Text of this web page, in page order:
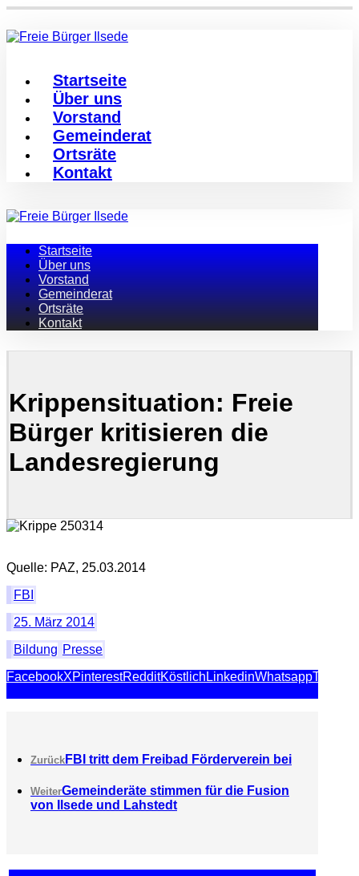
Startseite
Über uns
Vorstand
Gemeinderat
Ortsräte
Kontakt
Startseite
Über uns
Vorstand
Gemeinderat
Ortsräte
Kontakt
Krippensituation: Freie
Bürger kritisieren die
Landesregierung
Quelle: PAZ, 25.03.2014
FBI
25. März 2014
Bildung Presse
FacebookXPinterestRedditKöstlich LinkedinWhatsapp
Zurück FBI tritt dem Freibad Förderverein bei
WeiterGemeinderäte stimmen für die Fusion
von Ilsede und Lahstedt